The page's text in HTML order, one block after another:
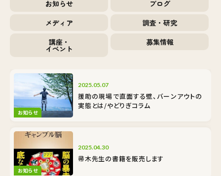
お知らせ
ブログ
メディア
調査・研究
講座・
イベント
募集情報
お知らせ
2025.05.07
援助の現場で直面する壁、バーンアウトの
実態とは/やどりぎコラム
お知らせ
2025.04.30
帚木先生の書籍を販売します